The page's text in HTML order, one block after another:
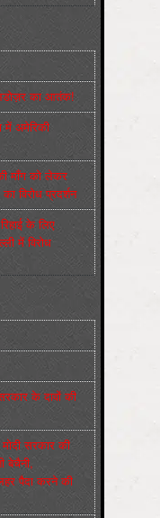
का आतंक!
में अमेरिकी
माँग को लेकर
विरोध प्रदर्शन
के लिए
में विरोध
के दावों की
सरकार की
बेचैनी,
लहर पैदा करने की